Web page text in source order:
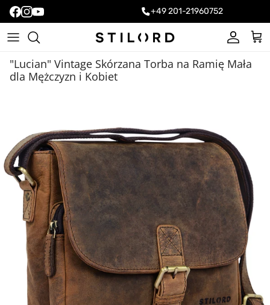
+49 201-21960752
Konto
"Lucian" Vintage Skórzana Torba na Ramię Mała
dla Mężczyzn i Kobiet